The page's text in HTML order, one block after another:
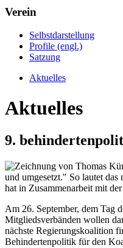
Verein
Selbstdarstellung
Profile (engl.)
Satzung
Aktuelles
Aktuelles
9.
und umgesetzt." So lautet
hat in Zusammenarbeit mit
Am 26. September, dem Tag
Mitgliedsverbänden wollen
nächste Regierungskoalition
Behindertenpolitik für den